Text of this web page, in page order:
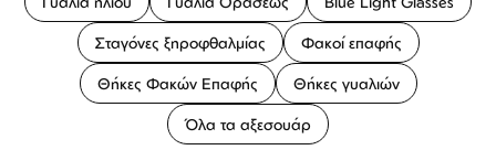
Σταγόνες ξηροφθαλμίας Φακοί επαφής
Θήκες Φακών Επαφής Θήκες γυαλιών
Όλα τα αξεσουάρ